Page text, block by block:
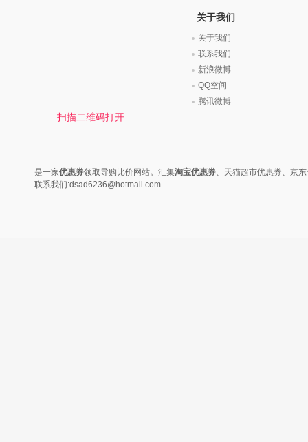
扫描二维码打开
关于我们
关于我们
联系我们
新浪微博
QQ空间
腾讯微博
是一家优惠券领取导购比价网站。汇集淘宝优惠券、天猫超市优惠券、京
联系我们:dsad6236@hotmail.com